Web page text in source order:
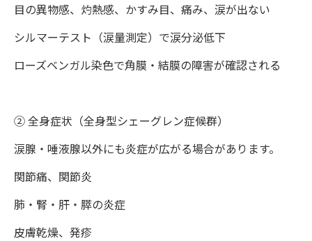
目の異物感、灼熱感、かすみ目、痛み、涙が出ない
シルマーテスト（涙量測定）で涙分泌低下
ローズベンガル染色で角膜・結膜の障害が確認される
② 全身症状（全身型シェーグレン症候群）
涙腺・唾液腺以外にも炎症が広がる場合があります。
関節痛、関節炎
肺・腎・肝・膵の炎症
皮膚乾燥、発疹